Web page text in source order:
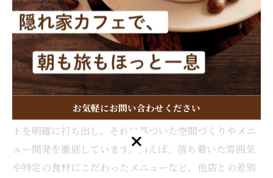
獲得につながらないため、顧客目線での価値提供を優先
しましょう。
成功するカフェが実践する集客術を解説
成功するカフェは、集客術においていくつかの共通した
ポイントを押さえています。まず、店舗独自のコンセプ
トを明確に打ち出し、それに基づいた空間づくりやメニ
ュー開発を徹底しています。例えば、落ち着いた雰囲気
や特定の食材にこだわったメニューなど、他店との差別
お気軽にお問い合わせください
お気軽にお問い合わせください